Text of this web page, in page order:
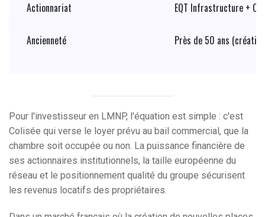
Actionnariat EQT Infrastructure +
Ancienneté Près de 50 ans
Pour l'investisseur en LMNP, l'équation est simple : c'est
Colisée qui verse le loyer prévu au bail commercial, que la
chambre soit occupée ou non. La puissance financière de
ses actionnaires institutionnels, la taille européenne du
réseau et le positionnement qualité du groupe sécurisent
les revenus locatifs des propriétaires.